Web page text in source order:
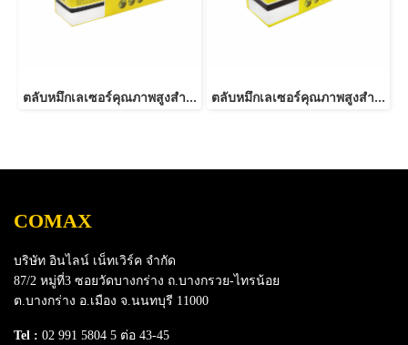
ตลับหมึกเลเซอร์คุณภาพสูงสำหรับ SAMSUNG รุ่น MLT-D101S ตลับหมึกเลเซอร์คุณภาพสูงสำหรับ SAMSUNG รุ่น MLT-D116L NEW
COMAX
บริษัท อินไลน์ เน็ทเวิร์ค จำกัด
87/2 หมู่ที่3 ซอยวัดบางกร่าง ถ.บางกรวย-ไทรน้อย
ต.บางกร่าง อ.เมือง จ.นนทบุรี 11000
Tel : 02 991 5804 5 ต่อ 43-45